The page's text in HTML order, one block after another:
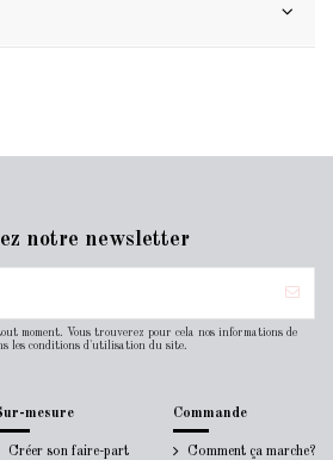
notre newsletter
moment. Vous trouverez pour cela nos informations de
les conditions d'utilisation du site.
mesure
Créer son faire-part
Commande
Comment ça marche?